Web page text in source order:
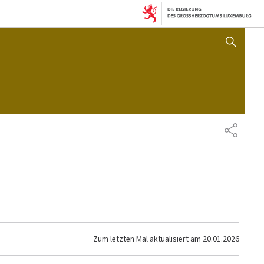
SUCHFLED ANZEIGEN /
TEILEN
Zum letzten Mal aktualisiert am 20.01.2026